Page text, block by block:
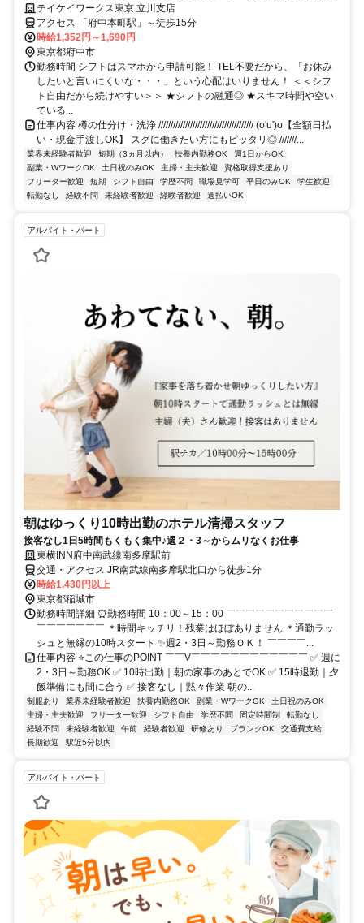
んWEB登録で好きな時に働ける♪
テイケイワークス東京 立川支店
アクセス 「府中本町駅」～徒歩15分
時給1,352円～1,690円
東京都府中市
勤務時間 シフトはスマホから申請可能！ TEL不要だから、「お休み
したいと言いにくいな・・・」という心配はいりません！ ＜＜シフ
ト自由だから続けやすい＞＞ ★シフトの融通◎ ★スキマ時間や空い
ている...
仕事内容 樽の仕分け・洗浄 /////////////////////////////////////// (σ'u')σ【全額日払
い・現金手渡しOK】 スグに働きたい方にもピッタリ◎ ///////...
業界未経験者歓迎 短期（3ヵ月以内） 扶養内勤務OK
週1日からOK
副業・WワークOK
土日祝のみOK 主婦・主夫歓迎
資格取得支援あり
フリーター歓迎
短期 シフト自由 学歴不問 職場見学可 平日のみOK
学生歓迎
転勤なし
経験不問 未経験者歓迎 経験者歓迎 週払いOK
アルバイト・パート
朝はゆっくり10時出勤のホテル清掃スタッフ
接客なし1日5時間もくもく集中♪週２・3～からムリなくお仕事
東横INN府中南武線南多摩駅前
交通・アクセス JR南武線南多摩駅北口から徒歩1分
時給1,430円以上
東京都稲城市
勤務時間詳細 ⏰勤務時間 10：00～15：00 ￣￣￣￣￣￣￣￣￣￣￣
￣￣￣￣￣￣￣ ＊時間キッチリ！残業はほぼありません ＊通勤ラッ
シュと無縁の10時スタート ✨週2・3日～勤務ＯＫ！ ￣￣￣￣...
仕事内容 ⭐この仕事のPOINT ￣￣V￣￣￣￣￣￣￣￣￣￣￣￣ ✅ 週に
2・3日～勤務OK ✅ 10時出勤｜朝の家事のあとでOK ✅ 15時退勤｜夕
飯準備にも間に合う ✅ 接客なし｜黙々作業 朝の...
制服あり 業界未経験者歓迎 扶養内勤務OK 副業・WワークOK
土日祝のみOK
主婦・主夫歓迎
フリーター歓迎 シフト自由 学歴不問 固定時間制
転勤なし
経験不問
未経験者歓迎 午前 経験者歓迎 研修あり ブランクOK
交通費支給
長期歓迎
駅近5分以内
アルバイト・パート